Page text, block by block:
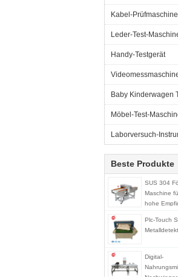
Kabel-Prüfmaschine
Leder-Test-
Handy-Testgerät
Baby Kinderwagen
Möbel-Test-
Laborversuch-
Beste Produkte
SUS 304
Maschine
hohe
Plc-Touch
Digital-